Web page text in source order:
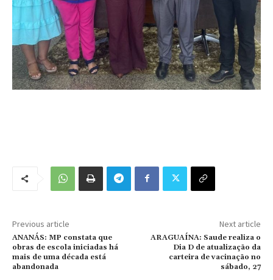
Previous article
ANANÁS: MP constata que
obras de escola iniciadas há
mais de uma década está
abandonada
Next article
ARAGUAÍNA: Saude realiza o
Dia D de atualização da
carteira de vacinação no
sábado, 27